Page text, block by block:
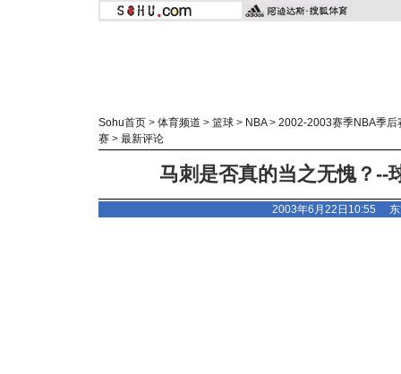
Sohu首页 > 体育频道 > 篮球 > NBA> 2002-2003赛季NBA季后
赛 > 最新评论
马刺是否真的当之无愧？--
2003年6月22日10:55